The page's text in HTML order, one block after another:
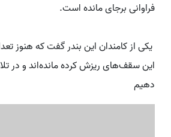
فراوانی برجای مانده است.
یکی از کامندان این بندر گفت که هنوز
این سقف‌های ریزش کرده مانده‌اند و در
دهیم